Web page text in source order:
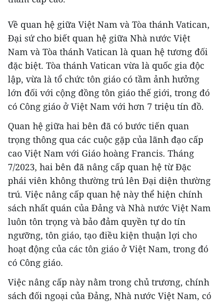
Về quan hệ giữa Việt Nam và Tòa thánh Vatican,
Đại sứ cho biết quan hệ giữa Nhà nước Việt
Nam và Tòa thánh Vatican là quan hệ tương đối
đặc biệt. Tòa thánh Vatican vừa là quốc gia độc
lập, vừa là tổ chức tôn giáo có tầm ảnh hưởng
lớn đối với cộng đồng tôn giáo thế giới, trong đó
có Công giáo ở Việt Nam với hơn 7 triệu tín đồ.
Quan hệ giữa hai bên đã có bước tiến quan
trọng thông qua các cuộc gặp của lãnh đạo cấp
cao Việt Nam với Giáo hoàng Francis. Tháng
7/2023, hai bên đã nâng cấp quan hệ từ Đặc
phái viên không thường trú lên Đại diện thường
trú. Việc nâng cấp quan hệ này thể hiện chính
sách nhất quán của Đảng và Nhà nước Việt Nam
luôn tôn trọng và bảo đảm quyền tự do tín
ngưỡng, tôn giáo, tạo điều kiện thuận lợi cho
hoạt động của các tôn giáo ở Việt Nam, trong đó
có Công giáo.
Việc nâng cấp này nằm trong chủ trương, chính
sách đối ngoại của Đảng, Nhà nước Việt Nam, có